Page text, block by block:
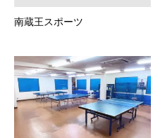
南蔵王スポーツ